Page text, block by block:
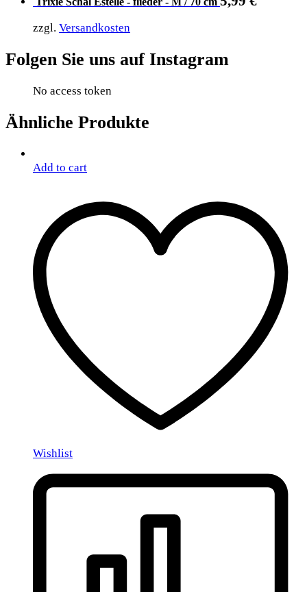
zzgl. Versandkosten
Folgen Sie uns auf Instagram
No access token
Ähnliche Produkte
Add to cart
Wishlist